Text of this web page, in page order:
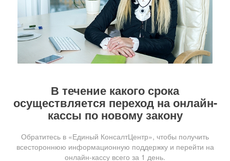
В течение какого срока
осуществляется переход на онлайн-
кассы по новому закону
Обратитесь в «Единый КонсалтЦентр», чтобы получить
всестороннюю информационную поддержку и перейти на
онлайн-кассу всего за 1 день.